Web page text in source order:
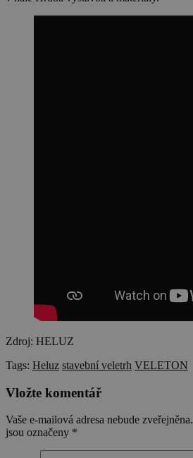
Zdroj: HELUZ
Tags: Heluz stavební veletrh VELETON
Vložte komentář
Vaše e-mailová adresa nebude zveřejněna.
jsou označeny *